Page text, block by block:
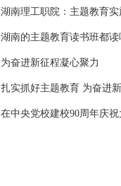
湖南理工职院：主题教育实
湖南的主题教育读书班都读
为奋进新征程凝心聚力
扎实抓好主题教育 为奋进